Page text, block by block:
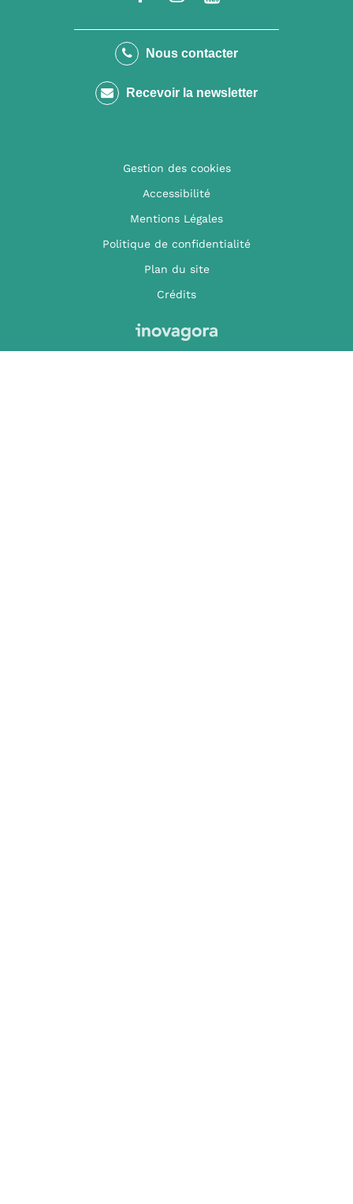
le
Facebook
le
Instagram
la
Youtube
Nous contacter
Recevoir la newsletter
Gestion des cookies
Accessibilité
Mentions Légales
Politique de confidentialité
Plan du site
Crédits